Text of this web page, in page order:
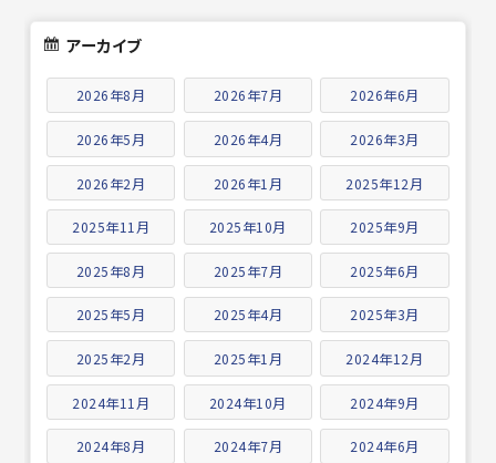
アーカイブ
2026年8月 2026年7月 2026年6月
2026年5月 2026年4月 2026年3月
2026年2月 2026年1月 2025年12月
2025年11月 2025年10月 2025年9月
2025年8月 2025年7月 2025年6月
2025年5月 2025年4月 2025年3月
2025年2月 2025年1月 2024年12月
2024年11月 2024年10月 2024年9月
2024年8月 2024年7月 2024年6月